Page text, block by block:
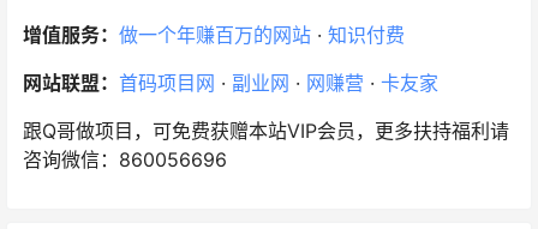
增值服务： 做一个年赚百万的网站 · 知识付费
网站联盟： 首码项目网 · 副业网 · 网赚营 · 卡友家
跟Q哥做项目，可免费获赠本站VIP会员，更多扶持福利请
咨询微信：860056696